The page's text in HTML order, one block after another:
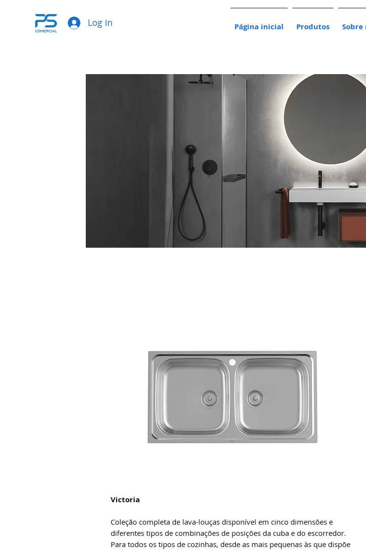
Log In Página inicial Produtos Sobre
Victoria
Coleção completa de lava-louças disponível em cinco dimensões e
diferentes tipos de combinações de posições da cuba e do escorredor.
Para todos os tipos de cozinhas, desde as mais pequenas às que dispõe